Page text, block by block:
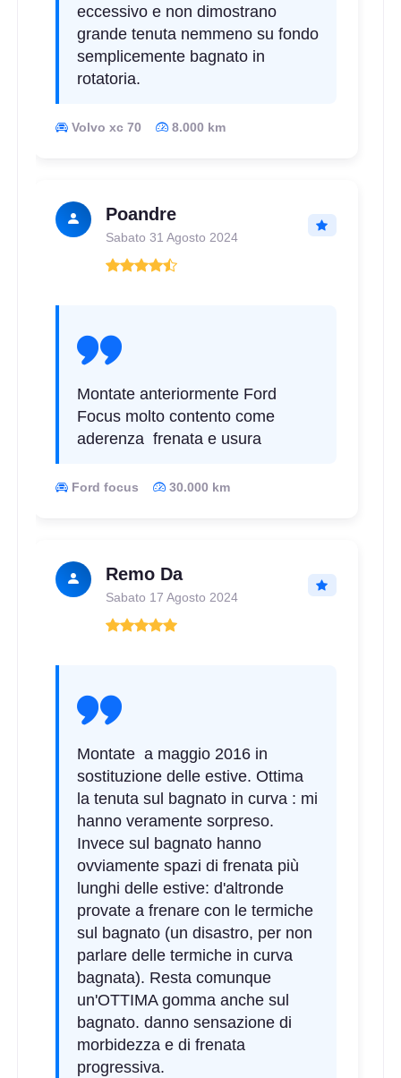
eccessivo e non dimostrano
grande tenuta nemmeno su fondo
semplicemente bagnato in
rotatoria.
Volvo xc 70 8.000 km
Poandre
Sabato 31 Agosto 2024
Montate anteriormente Ford
Focus molto contento come
aderenza frenata e usura
Ford focus 30.000 km
Remo Da
Sabato 17 Agosto 2024
Montate a maggio 2016 in
sostituzione delle estive. Ottima
la tenuta sul bagnato in curva : mi
hanno veramente sorpreso.
Invece sul bagnato hanno
ovviamente spazi di frenata più
lunghi delle estive: d'altronde
provate a frenare con le termiche
sul bagnato (un disastro, per non
parlare delle termiche in curva
bagnata). Resta comunque
un'OTTIMA gomma anche sul
bagnato. danno sensazione di
morbidezza e di frenata
progressiva.